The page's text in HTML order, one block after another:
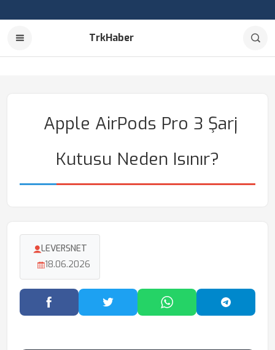
TrkHaber
Apple AirPods Pro 3 Şarj
Kutusu Neden Isınır?
LEVERSNET
18.06.2026
Facebook'ta PaylaşTwitter'da PaylaşWhatsApp'ta Paylaş